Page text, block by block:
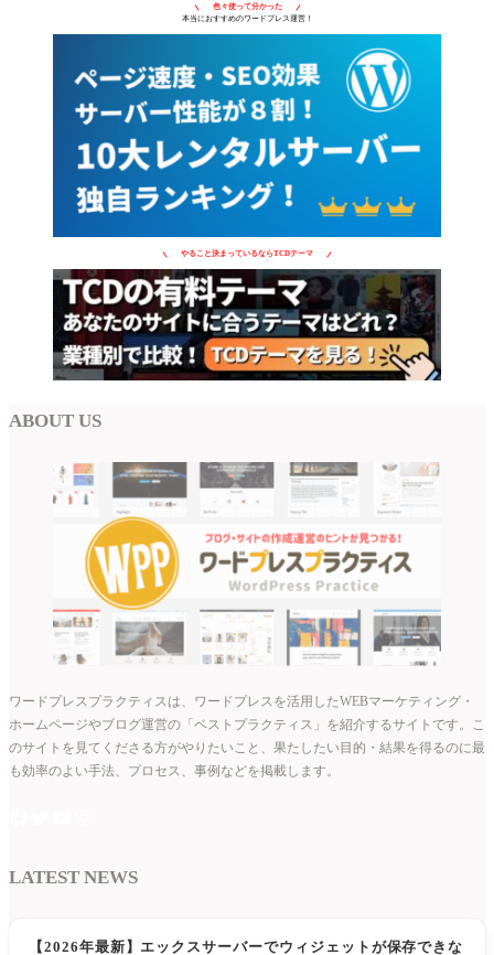
色々使って分かった
本当におすすめのワードプレス運営！
やること決まっているならTCDテーマ
ABOUT US
ワードプレスプラクティスは、ワードプレスを活用したWEBマーケティング・
ホームページやブログ運営の「ベストプラクティス」を紹介するサイトです。こ
のサイトを見てくださる方がやりたいこと、果たしたい目的・結果を得るのに最
も効率のよい手法、プロセス、事例などを掲載します。
LATEST NEWS
【2026年最新】エックスサーバーでウィジェットが保存できな